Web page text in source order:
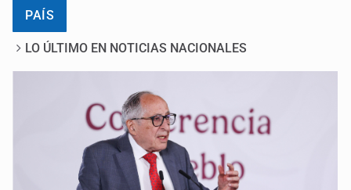
PAÍS
LO ÚLTIMO EN NOTICIAS NACIONALES